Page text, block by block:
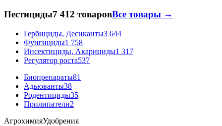
Пестициды7 412 товаровВсе товары →
Гербициды, Десиканты3 644
Фунгициды1 758
Инсектициды, Акарициды1 317
Регулятор роста537
Биопрепараты81
Адьюванты38
Родентициды35
Прилипатели2
АгрохимияУдобрения